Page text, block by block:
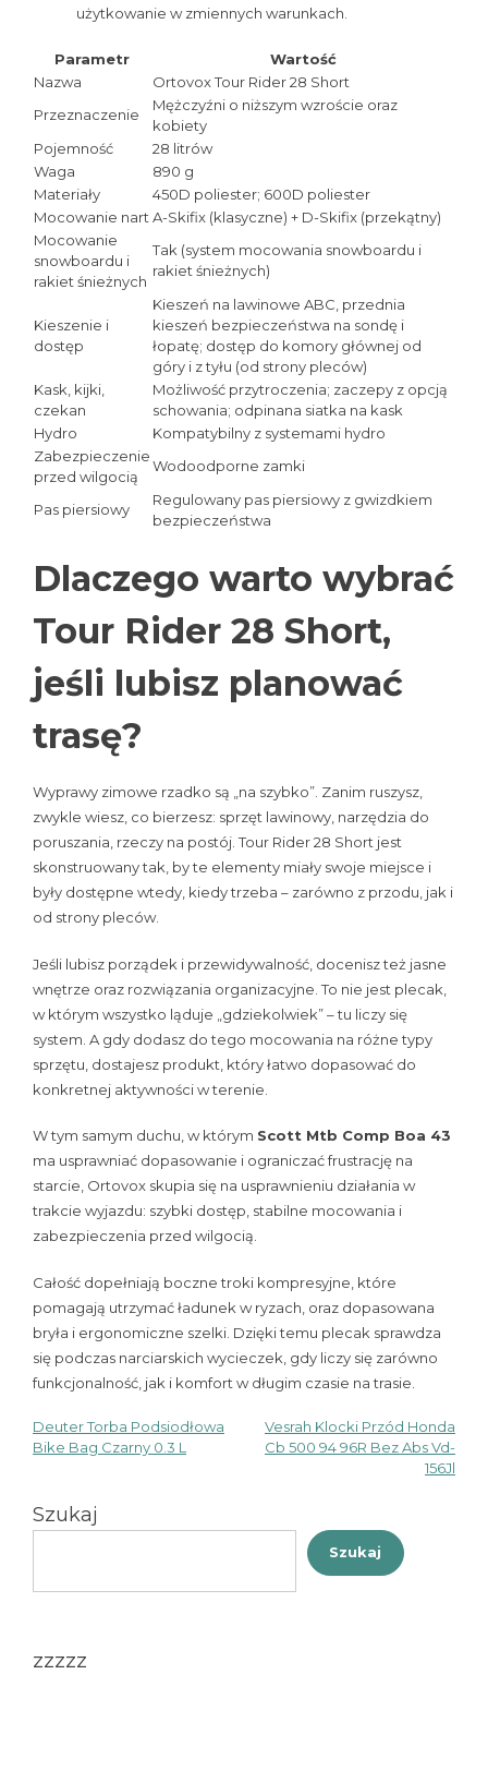
użytkowanie w zmiennych warunkach.
Parametr
Wartość
Nazwa
Ortovox Tour Rider 28 Short
Przeznaczenie
Mężczyźni o niższym wzroście oraz
kobiety
Pojemność
28 litrów
Waga
890 g
Materiały
450D poliester; 600D poliester
Mocowanie nart A-Skifix (klasyczne) + D-Skifix (przekątny)
Mocowanie
snowboardu i
rakiet śnieżnych
Tak (system mocowania snowboardu i
rakiet śnieżnych)
Kieszenie i
dostęp
Kieszeń na lawinowe ABC, przednia
kieszeń bezpieczeństwa na sondę i
łopatę; dostęp do komory głównej od
góry i z tyłu (od strony pleców)
Kask, kijki,
czekan
Możliwość przytroczenia; zaczepy z opcją
schowania; odpinana siatka na kask
Hydro
Kompatybilny z systemami hydro
Zabezpieczenie
przed wilgocią
Wodoodporne zamki
Pas piersiowy
Regulowany pas piersiowy z gwizdkiem
bezpieczeństwa
Dlaczego warto wybrać
Tour Rider 28 Short,
jeśli lubisz planować
trasę?
Wyprawy zimowe rzadko są „na szybko”. Zanim ruszysz,
zwykle wiesz, co bierzesz: sprzęt lawinowy, narzędzia do
poruszania, rzeczy na postój. Tour Rider 28 Short jest
skonstruowany tak, by te elementy miały swoje miejsce i
były dostępne wtedy, kiedy trzeba – zarówno z przodu, jak i
od strony pleców.
Jeśli lubisz porządek i przewidywalność, docenisz też jasne
wnętrze oraz rozwiązania organizacyjne. To nie jest plecak,
w którym wszystko ląduje „gdziekolwiek” – tu liczy się
system. A gdy dodasz do tego mocowania na różne typy
sprzętu, dostajesz produkt, który łatwo dopasować do
konkretnej aktywności w terenie.
W tym samym duchu, w którym Scott Mtb Comp Boa 43
ma usprawniać dopasowanie i ograniczać frustrację na
starcie, Ortovox skupia się na usprawnieniu działania w
trakcie wyjazdu: szybki dostęp, stabilne mocowania i
zabezpieczenia przed wilgocią.
Całość dopełniają boczne troki kompresyjne, które
pomagają utrzymać ładunek w ryzach, oraz dopasowana
bryła i ergonomiczne szelki. Dzięki temu plecak sprawdza
się podczas narciarskich wycieczek, gdy liczy się zarówno
funkcjonalność, jak i komfort w długim czasie na trasie.
Nawigacja
Deuter Torba Podsiodłowa
Bike Bag Czarny 0.3 L
Vesrah Klocki Przód Honda
Cb 500 94 96R Bez Abs Vd-
156Jl
Szukaj
Szukaj
zzzzz